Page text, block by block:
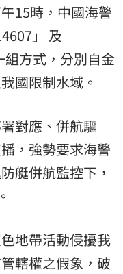
15時，中國海警
」 及
組方式，分別自金
國限制水域。
對應、併航驅
，強勢要求海警
艇併航監控下，
地帶活動侵擾我
轄權之假象，破